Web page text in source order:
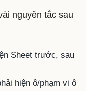
nguyên tắc sau
Sheet trước, sau
hiện ô/phạm vi ô